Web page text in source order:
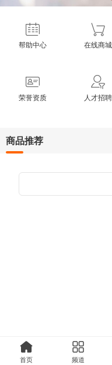
帮助中心 在线商城
荣誉资质 人才招聘
商品推荐
首页 频道